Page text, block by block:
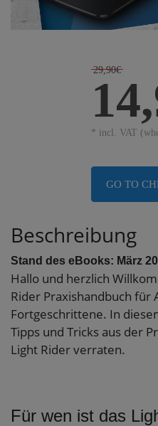
29,90€
* incl. VAT
GO TO
Beschreibung
Stand des eBooks: März
Hallo und herzlich
Rider Praxishandbuch für
Fortgeschrittene. In
Tipps und Tricks aus der
Light Rider verraten.
Für wen ist das